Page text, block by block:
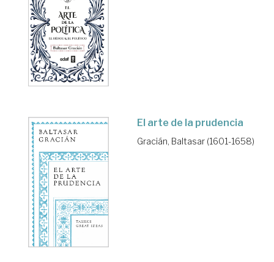
El arte de la prudencia
Gracián, Baltasar (1601-1658)